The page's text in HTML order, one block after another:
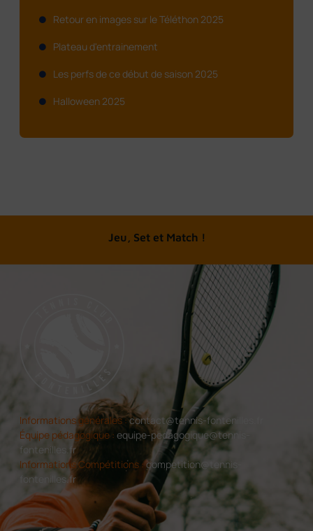
Retour en images sur le Téléthon 2025
Plateau d'entrainement
Les perfs de ce début de saison 2025
Halloween 2025
Jeu, Set et Match !
A chacun son tennis
Informations générales :contact@tennis-fontenilles.fr
Équipe pédagogique : equipe-pedagogique@tennis-
fontenilles.fr
Informations Compétitions :competition@tennis-
fontenilles.fr